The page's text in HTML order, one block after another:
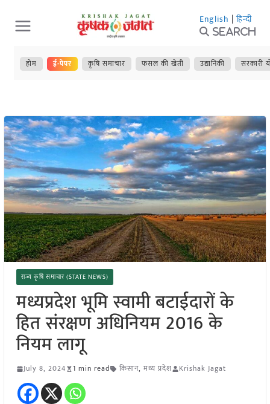
Skip
to
content
English | हिन्दी
Search
होम ई-पेपर कृषि समाचार फसल की खेती उद्यानिकी सरकारी
राज्य कृषि समाचार (STATE NEWS)
मध्यप्रदेश भूमि स्वामी बटाईदारों के
हित संरक्षण अधिनियम 2016 के
नियम लागू
July 8, 2024 1 min read किसान, मध्य प्रदेश Krishak Jagat